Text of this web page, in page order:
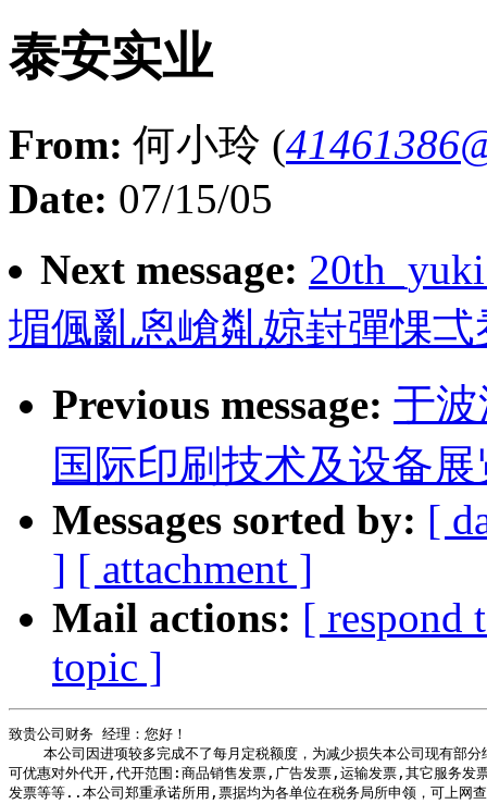
泰安实业
From: 何小玲 (
Date: 07/15/05
Next message:
堳偑亂恖嵢亃婛崶彈惈
Previous message: 于
国际印刷技术及设备
Messages sorted by: [
] [ attachment ]
Mail actions: [ respond
topic ]
致贵公司财务 经理：您好！
本公司因进项较多完成不了每月定税额度，为减少损失本公司现有部
可优惠对外代开,代开范围:商品销售发票,广告发票,运输发票,其它服务
发票等等..本公司郑重承诺所用,票据均为各单位在税务局所申领，可上网